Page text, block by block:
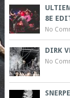
8E
No
DIRK
No